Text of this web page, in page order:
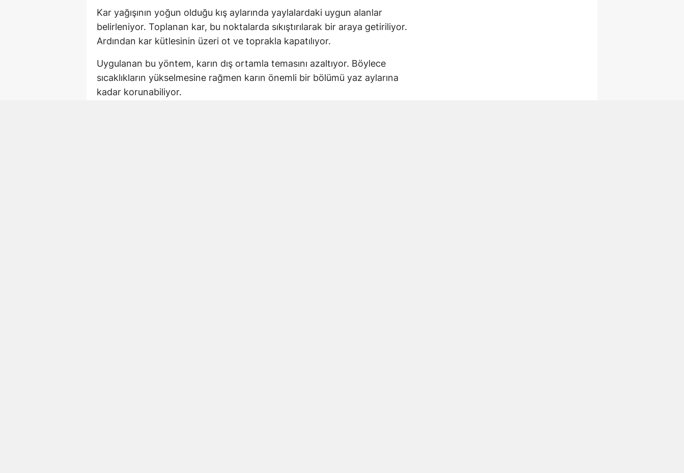
Kar yağışının yoğun olduğu kış aylarında yaylalardaki uygun alanlar
belirleniyor. Toplanan kar, bu noktalarda sıkıştırılarak bir araya getiriliyor.
Ardından kar kütlesinin üzeri ot ve toprakla kapatılıyor.
Uygulanan bu yöntem, karın dış ortamla temasını azaltıyor. Böylece
sıcaklıkların yükselmesine rağmen karın önemli bir bölümü yaz aylarına
kadar korunabiliyor.